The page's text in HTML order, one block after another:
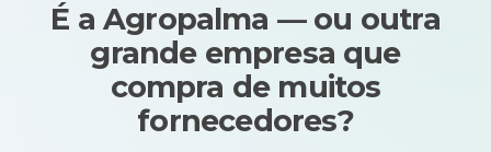
É a Agropalma — ou outra
grande empresa que
compra de muitos
fornecedores?